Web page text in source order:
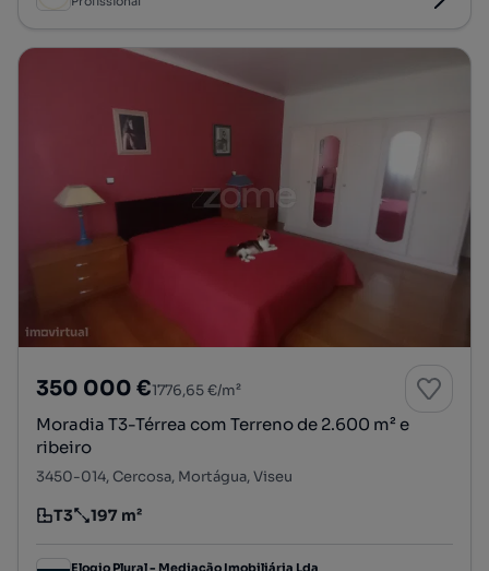
350 000 €1776,65 €/m²
Moradia T3-Térrea com Terreno de 2.600 m² e
ribeiro
3450-014, Cercosa, Mortágua, Viseu
Tipologia
T3
Preço por metro quadrado
197 m²
Elogio Plural - Mediação Imobiliária Lda